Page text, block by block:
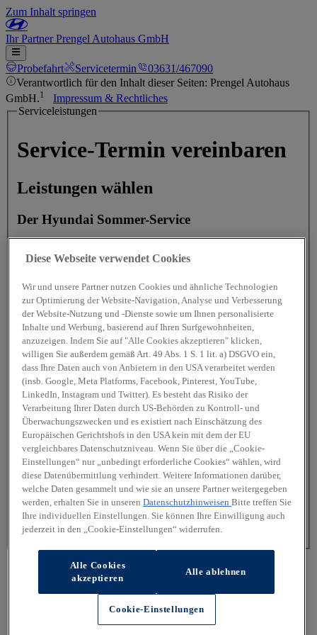
Zum Inhalt springen
IhrPartnerPrengel Autohaus GmbH
Probefahrt Servicetermin
03631/467090
Verantwortlich für den Inhalt dieser Seiten: Prengel Autohaus
GmbH.1
Impressum & Rechtliches
Serviceleistungen
Service-Termin vereinbaren
Leistungen wählen
Der Hyundai Sommer-Service
Bremsen-Check - Preis auf Anfrage
Wartungs- und Reparaturarbeiten
Kostengünstiger Hyundai Economy Service
Verbau von Hyundai Original Zubehör
Batterie-Check
Moderne Diagnosetechnik
Haupt- (HU) und Abgasuntersuchung (AU) vor Ort
Ersatzfahrzeuge anfragen
Weiter - nur noch eine Seite
Diese Webseite verwendet Cookies
Wir und unsere Partner nutzen Cookies und ähnliche Technologien
zur Optimierung der Website-Navigation, Analyse und Verbesserung
der Website-Nutzung und -Dienste sowie um Ihnen personalisierte
Inhalte und Werbung, basierend auf Ihren Surfgewohnheiten,
anzuzeigen. Indem Sie auf "Alle Cookies akzeptieren" klicken,
willigen Sie außerdem gemäß Art. 49 Abs. 1 S. 1 lit. a) DSGVO ein,
dass Ihre Daten auch von Anbietern in den USA verarbeitet werden
(insb. Google, Meta Platforms, Facebook, Pinterest, YouTube,
LinkedIn, Instagram und Twitter). Es besteht das Risiko der
Verarbeitung Ihrer Daten durch US-Behörden zu Kontroll- und
Überwachungszwecken und es existiert nach Einschätzung des
Europäischen Gerichtshofs in den USA kein mit dem der EU
vergleichbares Datenschutzniveau. Wenn Sie über die „Cookie-
Einstellungen“ nur „unbedingt erforderliche Cookies“ wählen, wird
diese Datenübermittlung verhindert. Weitere Informationen darüber,
welche Daten gesammelt und wie sie an unsere Partner weitergegeben
werden, erhalten Sie in unseren Datenschutzhinweisen Bitte treffen Sie
Ihre individuellen Einstellungen. Sie können Ihre Einwilligung auch
jederzeit in den „Cookie-Einstellungen“ widerrufen.
Alle Cookies
akzeptieren
Alle ablehnen
Cookie-Einstellungen